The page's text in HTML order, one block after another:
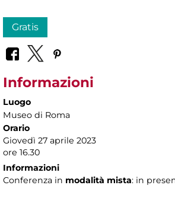
Gratis
Informazioni
Luogo
Museo di Roma
Orario
Giovedì 27 aprile 2023
ore 16.30
Informazioni
Conferenza in modalità mista: in